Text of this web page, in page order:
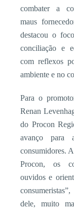
combater a
maus
destacou o
conciliação e
com reflexos
ambiente e no
Para o
Renan
do Procon
avanço para
consumidores.
Procon, os
ouvidos e
dele, muito